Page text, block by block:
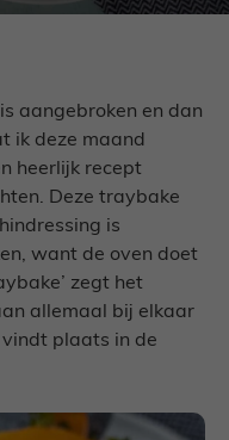
aangebroken en dan
ik deze maand
heerlijk recept
Deze traybake
is
want de oven doet
zegt het
allemaal bij elkaar
plaats in de